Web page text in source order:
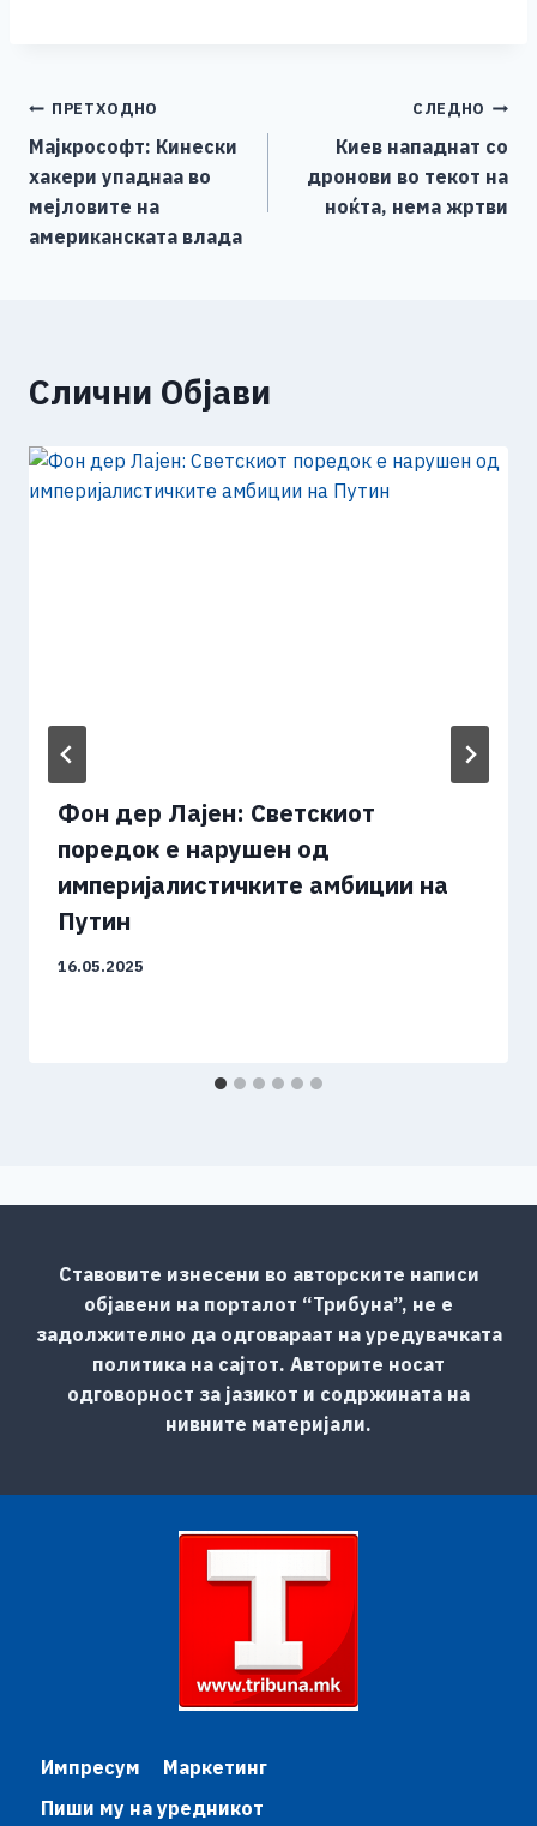
b
o
o
k
n
g
er
Li
n
k
Навигација
на
напис
ПРЕТХОДНО
Мајкрософт: Кинески
хакери упаднаа во
мејловите на
американската влада
СЛЕДНО
Киев нападнат со
дронови во текот на
ноќта, нема жртви
Слични Објави
Фон дер Лајен: Светскиот
поредок е нарушен од
империјалистичките амбиции на
Путин
16.05.2025
Ставовите изнесени во авторските написи
објавени на порталот “Трибуна”, не е
задолжително да одговараат на уредувачката
политика на сајтот. Авторите носат
одговорност за јазикот и содржината на
нивните материјали.
Импресум
Маркетинг
Пиши му на уредникот